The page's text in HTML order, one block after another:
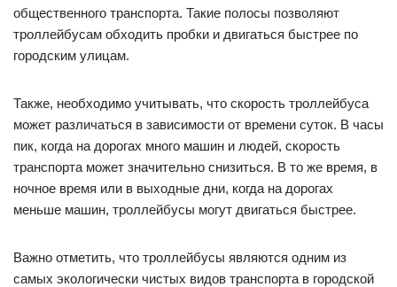
общественного транспорта. Такие полосы позволяют
троллейбусам обходить пробки и двигаться быстрее по
городским улицам.
Также, необходимо учитывать, что скорость троллейбуса
может различаться в зависимости от времени суток. В часы
пик, когда на дорогах много машин и людей, скорость
транспорта может значительно снизиться. В то же время, в
ночное время или в выходные дни, когда на дорогах
меньше машин, троллейбусы могут двигаться быстрее.
Важно отметить, что троллейбусы являются одним из
самых экологически чистых видов транспорта в городской